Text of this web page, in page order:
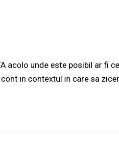
acolo unde este posibil ar fi
in contextul in care sa